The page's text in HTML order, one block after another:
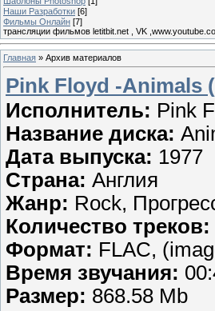
Наши Разработки [6]
Фильмы Онлайн [7]
трансляции фильмов letitbit.net , VK
Главная » Архив материалов
Pink Floyd -Animals
Исполнитель: Pink
Название диска:
Дата выпуска: 1977
Страна: Англия
Жанр: Rock,
Количество треков:
Формат: FLAC,
Время звучания:
Размер: 868.58 Mb